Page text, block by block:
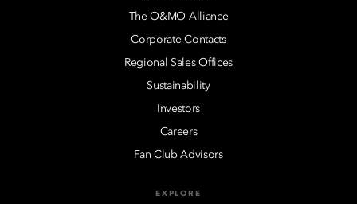
The O&MO Alliance
Corporate Contacts
Regional Sales Offices
Sustainability
Investors
Careers
Fan Club Advisors
EXPLORE